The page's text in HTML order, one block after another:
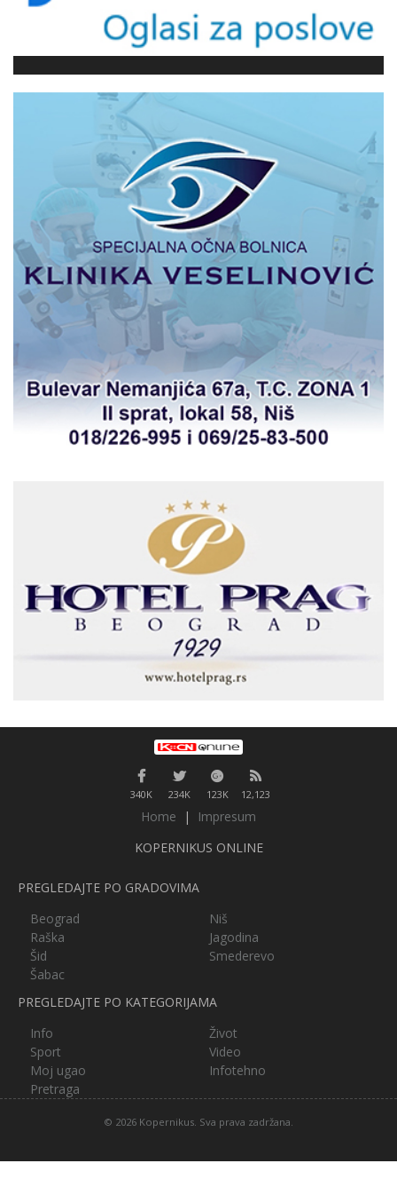
340K 234K 123K 12,123
Home |
Impresum
KOPERNIKUS ONLINE
PREGLEDAJTE PO GRADOVIMA
Beograd
Niš
Raška
Jagodina
Šid
Smederevo
Šabac
PREGLEDAJTE PO KATEGORIJAMA
Info
Život
Sport
Video
Moj ugao
Infotehno
Pretraga
© 2026 Kopernikus. Sva prava zadržana.